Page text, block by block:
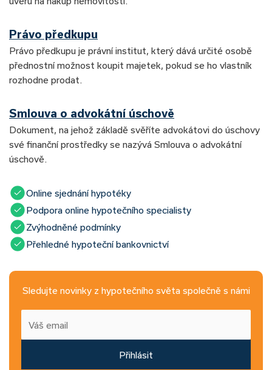
Právo předkupu
Právo předkupu je právní institut, který dává určité osobě
přednostní možnost koupit majetek, pokud se ho vlastník
rozhodne prodat.
Smlouva o advokátní úschově
Dokument, na jehož základě svěříte advokátovi do úschovy
své finanční prostředky se nazývá Smlouva o advokátní
úschově.
Online sjednání hypotéky
Podpora online hypotečního specialisty
Zvýhodněné podmínky
Přehledné hypoteční bankovnictví
Sledujte novinky z hypotečního světa společně s námi
Přihlásit